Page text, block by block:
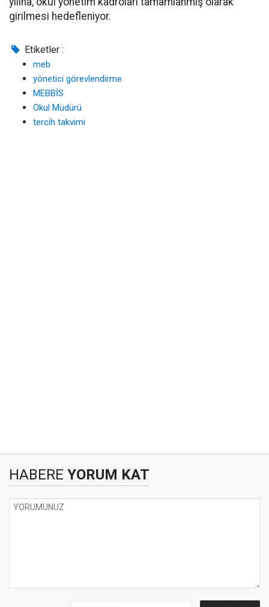
girilmesi hedefleniyor.
Etiketler :
meb
yönetici görevlendirme
MEBBİS
Okul Müdürü
tercih takvimi
HABERE YORUM KAT